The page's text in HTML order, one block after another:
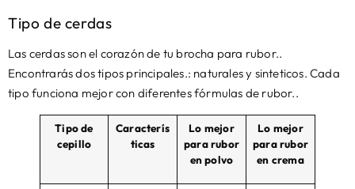
Tipo de cerdas
Las cerdas son el corazón de tu brocha para rubor..
Encontrarás dos tipos principales.: naturales y sinteticos. Cada
tipo funciona mejor con diferentes fórmulas de rubor..
Tipo de
cepillo
Caracterís
ticas
Lo mejor
para rubor
en polvo
Lo mejor
para rubor
en crema